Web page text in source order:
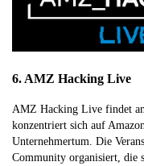
6. AMZ Hacking Live
AMZ Hacking Live findet
konzentriert sich auf
Unternehmertum. Die
Community organisiert, die